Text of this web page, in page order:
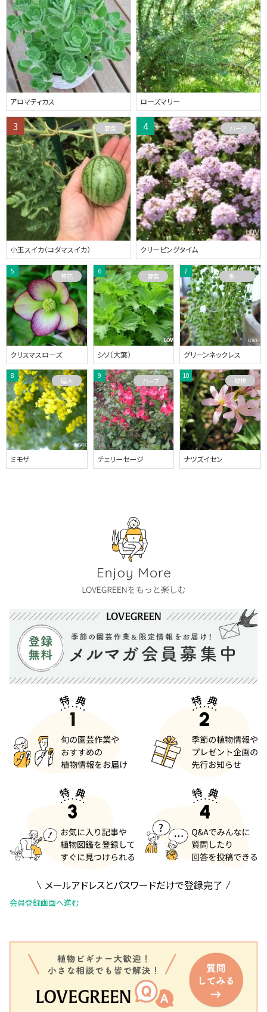
アロマティカス ローズマリー
小玉スイカ（コダマスイカ）
野菜
クリーピングタイム
ハーブ
クリスマスローズ
草花
シソ（大葉）
野菜
グリーンネックレス
多肉植物
ミモザ
庭木
チェリーセージ
ハーブ
ナツズイセン
球根
メールアドレスとパスワードだけで登録完了
会員登録画面へ進む